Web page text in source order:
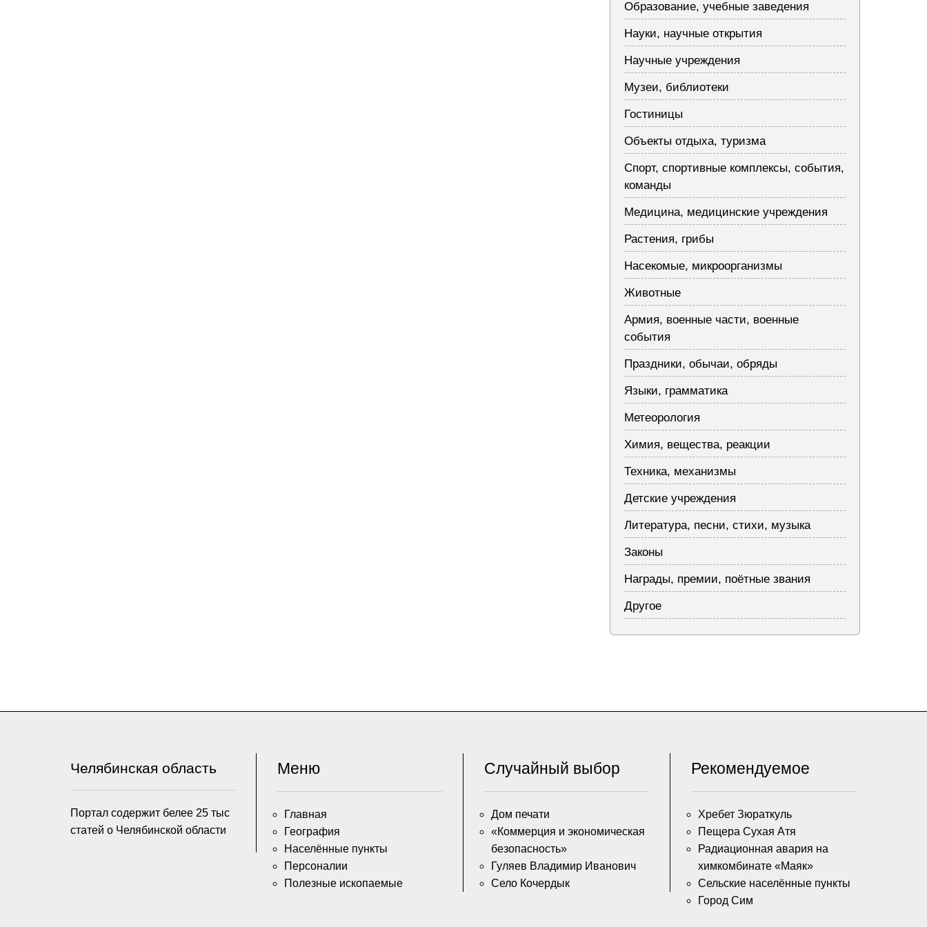
Образование, учебные заведения
Науки, научные открытия
Научные учреждения
Музеи, библиотеки
Гостиницы
Объекты отдыха, туризма
Спорт, спортивные комплексы, события,
команды
Медицина, медицинские учреждения
Растения, грибы
Насекомые, микроорганизмы
Животные
Армия, военные части, военные
события
Праздники, обычаи, обряды
Языки, грамматика
Метеорология
Химия, вещества, реакции
Техника, механизмы
Детские учреждения
Литература, песни, стихи, музыка
Законы
Награды, премии, поётные звания
Другое
Челябинская область
Портал содержит белее 25 тыс
статей о Челябинской области
Меню
Главная
География
Населённые пункты
Персоналии
Полезные ископаемые
Случайный выбор
Дом печати
«Коммерция и экономическая
безопасность»
Гуляев Владимир Иванович
Село Кочердык
Рекомендуемое
Хребет Зюраткуль
Пещера Сухая Атя
Радиационная авария на
химкомбинате «Маяк»
Сельские населённые пункты
Город Сим